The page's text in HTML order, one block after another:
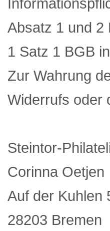
Absatz 1 und
1 Satz 1 BGB
Zur Wahrung
Widerrufs oder
Steintor-
Corinna Oetjen
Auf der Kuhlen
28203 Bremen